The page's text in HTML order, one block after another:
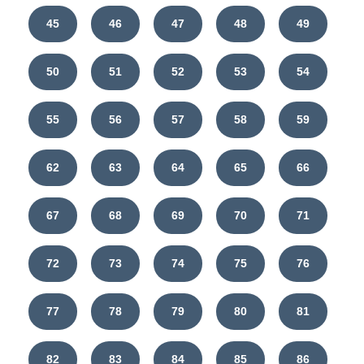
45 46 47 48 49
50 51 52 53 54
55 56 57 58 59
62 63 64 65 66
67 68 69 70 71
72 73 74 75 76
77 78 79 80 81
82 83 84 85 86